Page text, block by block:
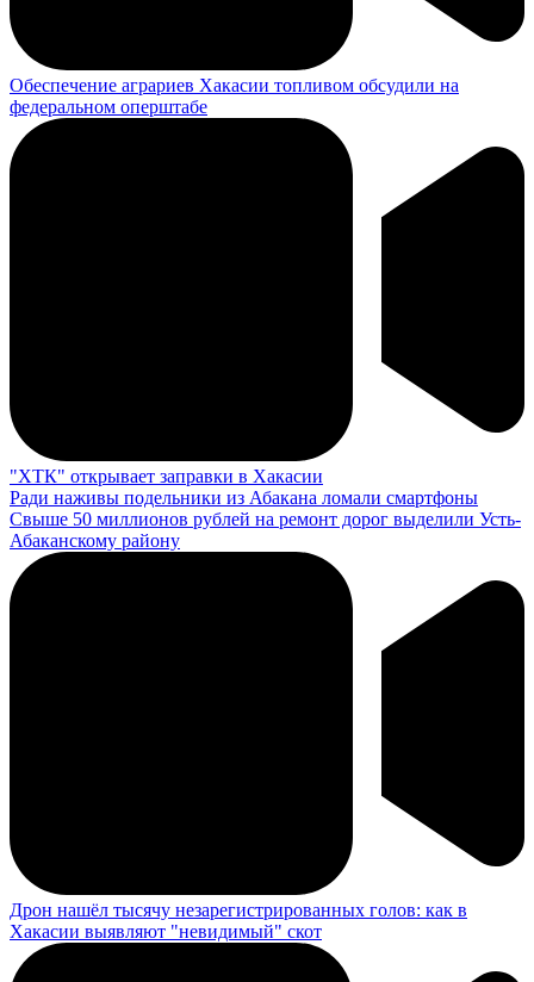
Обеспечение аграриев Хакасии топливом обсудили на
федеральном оперштабе
"ХТК" открывает заправки в Хакасии
Ради наживы подельники из Абакана ломали смартфоны
Свыше 50 миллионов рублей на ремонт дорог выделили Усть-
Абаканскому району
Дрон нашёл тысячу незарегистрированных голов: как в
Хакасии выявляют "невидимый" скот